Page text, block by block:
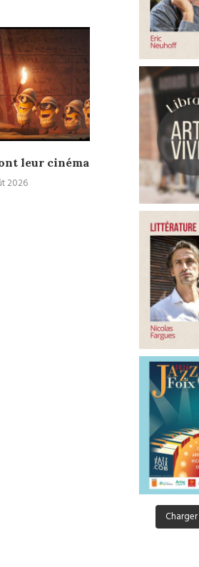
leur cinéma
2026
Good Bye
1 août